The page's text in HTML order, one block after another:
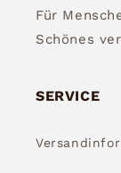
Für
Schönes
SERVICE